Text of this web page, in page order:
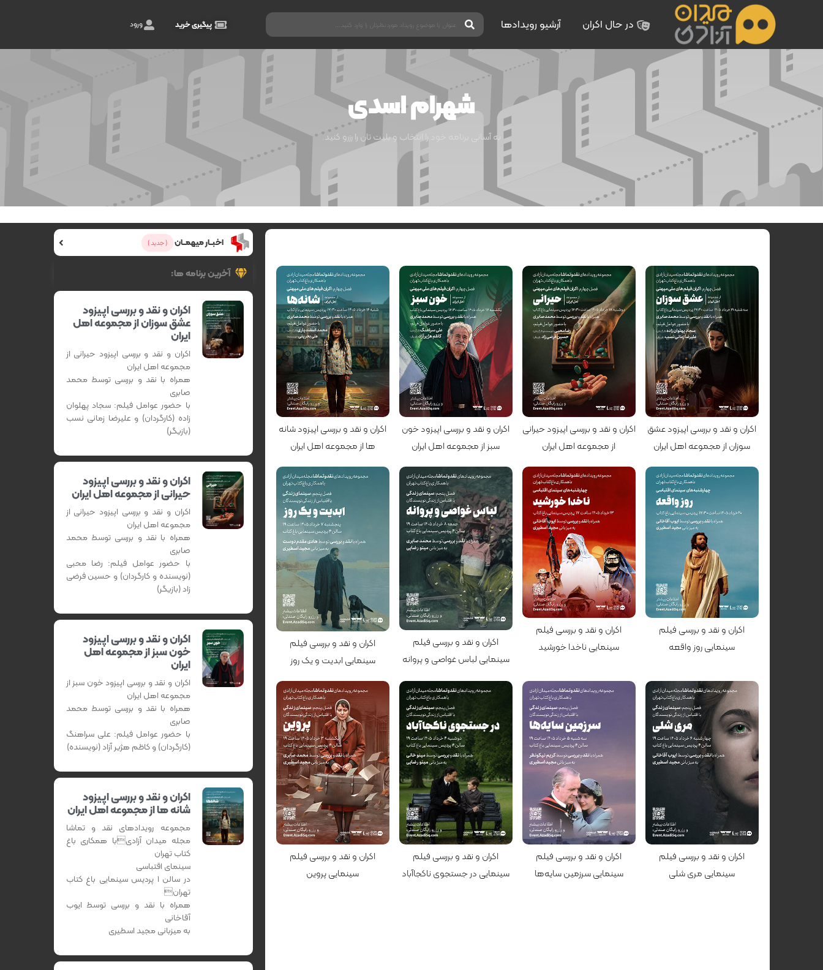
در حال اکران آرشیو رویدادها پیگیری خرید ورود
شهرام اسدی
به آسانی برنامه خود را انتخاب و بلیت تان را رزرو کنید.
کارگردان: رضا محبی, سجاد پهلوان زاده
اکران و نقد و بررسی اپیزود عشق
سوزان از مجموعه اهل ایران
کارگردان: رضا محبی
اکران و نقد و بررسی اپیزود حیرانی
از مجموعه اهل ایران
کارگردان: علی سراهنگ
اکران و نقد و بررسی اپیزود خون
سبز از مجموعه اهل ایران
کارگردان: محمد اسفندیاری
اکران و نقد و بررسی اپیزود شانه
ها از مجموعه اهل ایران
کارگردان: شهرام اسدی
اکران و نقد و بررسی فیلم
سینمایی روز واقعه
کارگردان: ناصر تقوایی
اکران و نقد و بررسی فیلم
سینمایی ناخدا خورشید
کارگردان: جولیان اشنابل
اکران و نقد و بررسی فیلم
سینمایی لباس غواصی و پروانه
کارگردان: تئو آنجلوپولوس
اکران و نقد و بررسی فیلم
سینمایی ابدیت و یک روز
کارگردان: حیفا المنصور
اکران و نقد و بررسی فیلم
سینمایی مری شلی
کارگردان: ریچارد اتنبرا
اکران و نقد و بررسی فیلم
سینمایی سرزمین سایه‌ها
کارگردان: مارک فورستر
اکران و نقد و بررسی فیلم
سینمایی در جستجوی ناکجاآباد
کارگردان: محمدرضا ورزی
اکران و نقد و بررسی فیلم
سینمایی پروین
اخبــار میهمــان ( جدید )
آخرین برنامه ها:
اکران و نقد و بررسی اپیزود
عشق سوزان از مجموعه اهل
ایران
اکران و نقد و بررسی اپیزود حیرانی از
مجموعه اهل ایران
همراه با نقد و بررسی توسط محمد
صابری
با حضور عوامل فیلم: سجاد پهلوان
زاده (کارگردان) و علیرضا زمانی نسب
(بازیگر)
اکران و نقد و بررسی اپیزود
حیرانی از مجموعه اهل ایران
اکران و نقد و بررسی اپیزود حیرانی از
مجموعه اهل ایران
همراه با نقد و بررسی توسط محمد
صابری
با حضور عوامل فیلم: رضا محبی
(نویسنده و کارگردان) و حسین فرضی
زاد (بازیگر)
اکران و نقد و بررسی اپیزود
خون سبز از مجموعه اهل
ایران
اکران و نقد و بررسی اپیزود خون سبز از
مجموعه اهل ایران
همراه با نقد و بررسی توسط محمد
صابری
با حضور عوامل فیلم: علی سراهنگ
(کارگردان) و کاظم هژیر آزاد (نویسنده)
اکران و نقد و بررسی اپیزود
شانه ها از مجموعه اهل ایران
مجموعه رویدادهای نقد و تماشا
مجله میدان آزادیبا همکاری باغ
کتاب تهران
سینمای اقتباسی
در سالن 1 پردیس سینمایی باغ کتاب
تهران
همراه با نقد و بررسی توسط ایوب
آقاخانی
به میزبانی مجید اسطیری